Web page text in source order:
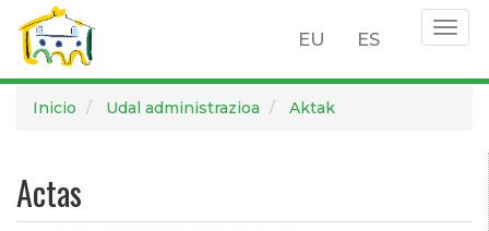
EU ES
Inicio Udal administrazioa Aktak
Actas